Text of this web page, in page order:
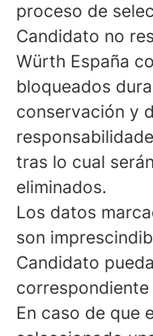
proceso de
Candidato no
Würth España
bloqueados
conservación y
tras lo cual
eliminados.
Los datos
son
Candidato
En caso de que